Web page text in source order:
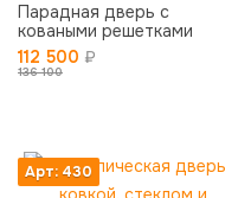
Парадная дверь с
коваными решетками
112 500 ₽
136 100
Арт: 430